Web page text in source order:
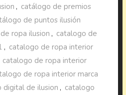
, catálogo de premios
de puntos ilusión
ropa ilusion , catalogo de
, catalogo de ropa interior
catalogo de ropa interior
de ropa interior marca
digital de ilusion , catalogo